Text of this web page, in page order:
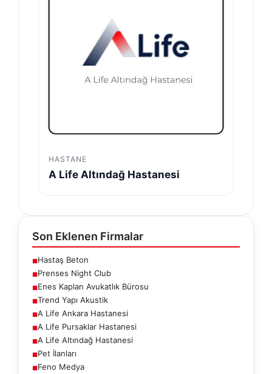
HASTANE
A Life Altındağ Hastanesi
Son Eklenen Firmalar
■Hastaş Beton
■Prenses Night Club
■Enes Kaplan Avukatlık Bürosu
■Trend Yapı Akustik
■A Life Ankara Hastanesi
■A Life Pursaklar Hastanesi
■A Life Altındağ Hastanesi
■Pet İlanları
■Feno Medya